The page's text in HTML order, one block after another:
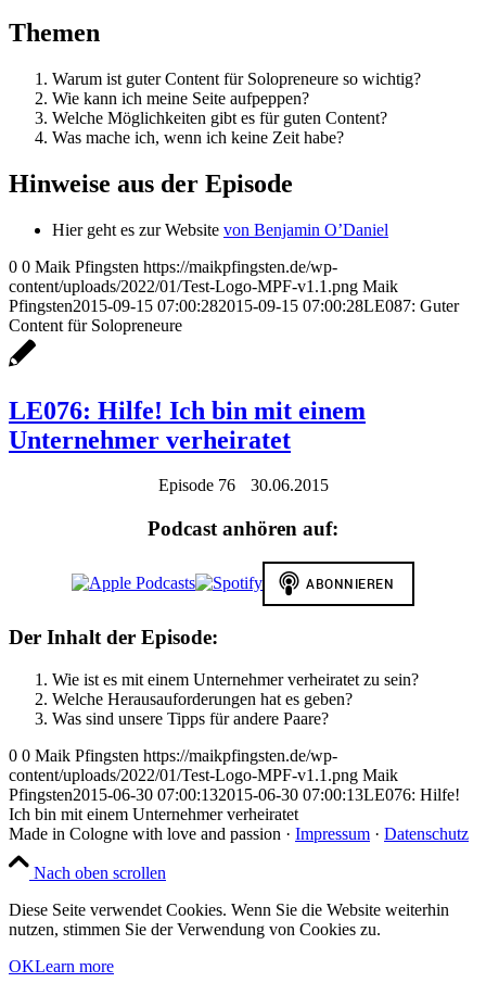
Themen
Warum ist guter Content für Solopreneure so wichtig?
Wie kann ich meine Seite aufpeppen?
Welche Möglichkeiten gibt es für guten Content?
Was mache ich, wenn ich keine Zeit habe?
Hinweise aus der Episode
Hier geht es zur Website von Benjamin O’Daniel
0 0 Maik Pfingsten https://maikpfingsten.de/wp-
content/uploads/2022/01/Test-Logo-MPF-v1.1.png Maik
Pfingsten2015-09-15 07:00:282015-09-15 07:00:28LE087: Guter
Content für Solopreneure
LE076: Hilfe! Ich bin mit einem
Unternehmer verheiratet
Episode 76 30.06.2015
Podcast anhören auf:
Der Inhalt der Episode:
Wie ist es mit einem Unternehmer verheiratet zu sein?
Welche Herausauforderungen hat es geben?
Was sind unsere Tipps für andere Paare?
0 0 Maik Pfingsten https://maikpfingsten.de/wp-
content/uploads/2022/01/Test-Logo-MPF-v1.1.png Maik
Pfingsten2015-06-30 07:00:132015-06-30 07:00:13LE076: Hilfe!
Ich bin mit einem Unternehmer verheiratet
Made in Cologne with love and passion · Impressum · Datenschutz
Nach oben scrollen
Diese Seite verwendet Cookies. Wenn Sie die Website weiterhin
nutzen, stimmen Sie der Verwendung von Cookies zu.
OKLearn more